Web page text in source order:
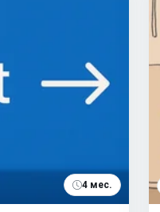
4 мес.